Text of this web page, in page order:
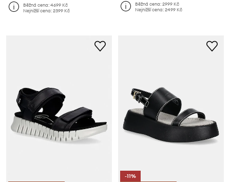
Běžná cena:4699 Kč
Nejnižší cena:2399 Kč
Běžná cena:2999 Kč
Nejnižší cena:2499 Kč
-11%